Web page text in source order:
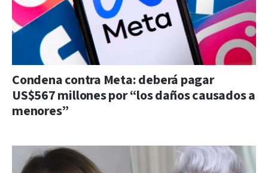
Condena contra Meta: deberá pagar
US$567 millones por “los daños causados a
menores”